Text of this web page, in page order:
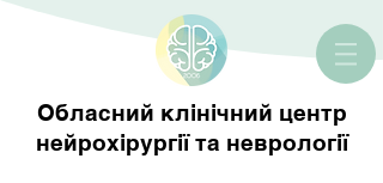
Обласний клінічний центр
нейрохірургії та неврології